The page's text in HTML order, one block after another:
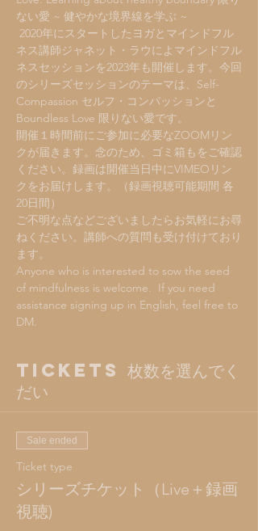
ない愛 ~ 健やかな境界線を学ぶ ~
2020年にスタートしたヨガとマインドフル
ネス講師ジャネット・ラウによマインドフル
ネスセッションを2023年も開催します。今回
のシリーズセッションのテーマは、Self-
Compassion セルフ・コンパッションと
Boundless Love 限りない愛です。
開催１時間前にご参加に必要なZOOMリン
クが届きます。念のため、ゴミ箱もをご確認
ください。録画は開催当日中にVIMEOリン
クをお届けします。（録画視聴可能期間 各
20日間）
ご不明な点などございましたらお気軽にお尋
ねください。講師への質問も受け付けており
ます。
Anyone who is interested to sow the seed
of mindfulness is welcome.  If you need
assistance signing up in English, feel free to
DM.
Tickets 枚数を選んでく
だい
Sale ended
Ticket type
シリーズチケット（Live＋録画
視聴)